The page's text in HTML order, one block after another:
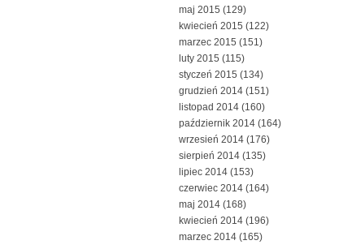
maj 2015 (129)
kwiecień 2015 (122)
marzec 2015 (151)
luty 2015 (115)
styczeń 2015 (134)
grudzień 2014 (151)
listopad 2014 (160)
październik 2014 (164)
wrzesień 2014 (176)
sierpień 2014 (135)
lipiec 2014 (153)
czerwiec 2014 (164)
maj 2014 (168)
kwiecień 2014 (196)
marzec 2014 (165)